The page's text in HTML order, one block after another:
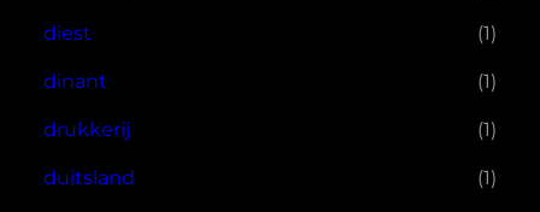
diest (1)
dinant (1)
drukkerij (1)
duitsland (1)